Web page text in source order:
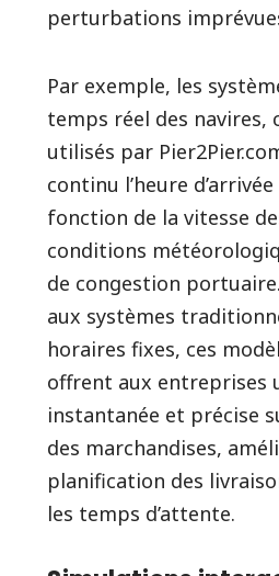
perturbations
Par exemple, les
temps réel des navires,
utilisés par
continu l’heure
fonction de la vitesse
conditions
de congestion
aux systèmes
horaires fixes, ces
offrent aux entreprises
instantanée et précise
des marchandises,
planification des
les temps d’attente.